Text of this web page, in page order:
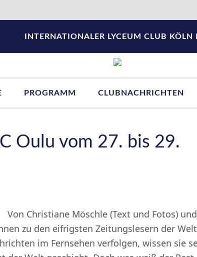
INTERNATIONALER LYCEUM CLUB KÖLN
PROGRAMM CLUBNACHRICHTEN
Oulu vom 27. bis 29.
Von Christiane Möschle (Text und Fotos) und
zu den eifrigsten Zeitungslesern der Welt
im Fernsehen verfolgen, wissen sie